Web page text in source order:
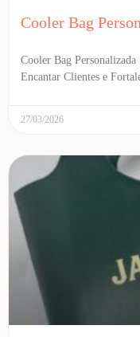
Cooler Bag
Cooler Bag
Encantar Clientes e
27/03/2026